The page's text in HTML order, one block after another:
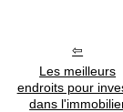
Les meilleurs
endroits pour
dans